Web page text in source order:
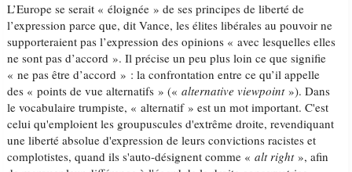
L’Europe se serait « éloignée » de ses principes de liberté de
l’expression parce que, dit Vance, les élites libérales au pouvoir ne
supporteraient pas l’expression des opinions « avec lesquelles elles
ne sont pas d’accord ». Il précise un peu plus loin ce que signifie
« ne pas être d’accord » : la confrontation entre ce qu’il appelle
des « points de vue alternatifs » («alternative viewpoint»). Dans
le vocabulaire trumpiste, « alternatif » est un mot important. C'est
celui qu'emploient les groupuscules d'extrême droite, revendiquant
une liberté absolue d'expression de leurs convictions racistes et
complotistes, quand ils s'auto-désignent comme «alt right», afin